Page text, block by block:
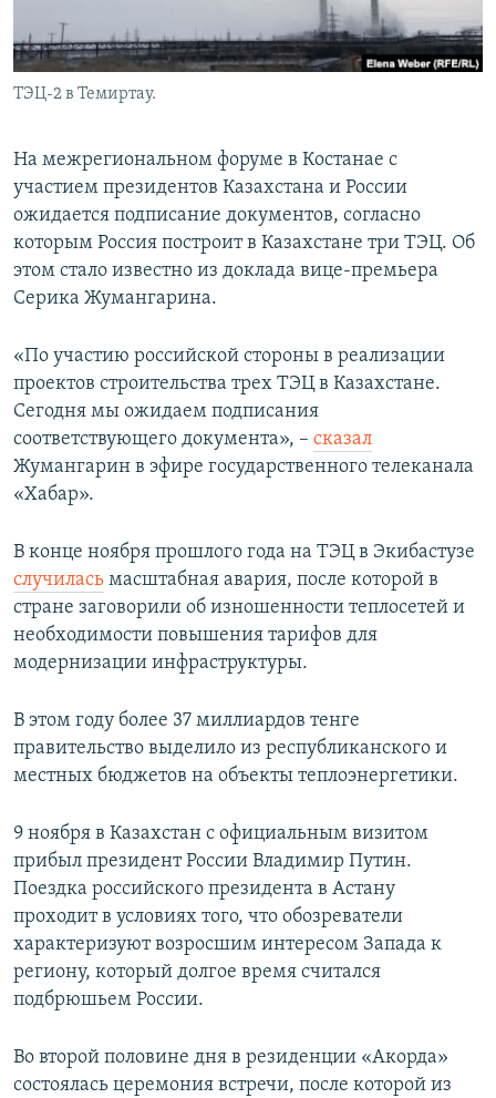
ТЭЦ-2 в Темиртау.
На межрегиональном форуме в Костанае с
участием президентов Казахстана и России
ожидается подписание документов, согласно
которым Россия построит в Казахстане три ТЭЦ. Об
этом стало известно из доклада вице-премьера
Серика Жумангарина.
«По участию российской стороны в реализации
проектов строительства трех ТЭЦ в Казахстане.
Сегодня мы ожидаем подписания
соответствующего документа», – сказал
Жумангарин в эфире государственного телеканала
«Хабар».
В конце ноября прошлого года на ТЭЦ в Экибастузе
случилась масштабная авария, после которой в
стране заговорили об изношенности теплосетей и
необходимости повышения тарифов для
модернизации инфраструктуры.
В этом году более 37 миллиардов тенге
правительство выделило из республиканского и
местных бюджетов на объекты теплоэнергетики.
9 ноября в Казахстан с официальным визитом
прибыл президент России Владимир Путин.
Поездка российского президента в Астану
проходит в условиях того, что обозреватели
характеризуют возросшим интересом Запада к
региону, который долгое время считался
подбрюшьем России.
Во второй половине дня в резиденции «Акорда»
состоялась церемония встречи, после которой из